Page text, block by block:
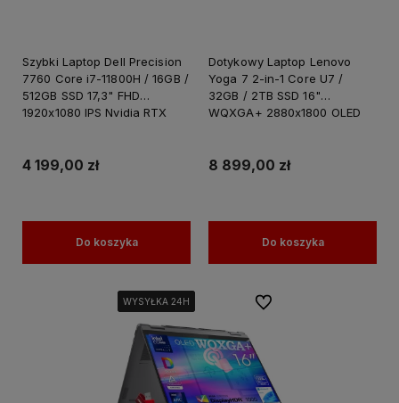
Szybki Laptop Dell Precision
7760 Core i7-11800H / 16GB /
512GB SSD 17,3" FHD
1920x1080 IPS Nvidia RTX
Projektowania
4 199,00 zł
Do koszyka
Dotykowy Laptop Lenovo
Yoga 7 2-in-1 Core U7 /
32GB / 2TB SSD 16"
WQXGA+ 2880x1800 OLED
11 / do Grafiki Projektowania
8 899,00 zł
Do koszyka
WYSYŁKA 24H
WYSYŁKA 24H
WYSYŁKA 24H
WYSYŁKA 24H Do ulubionych